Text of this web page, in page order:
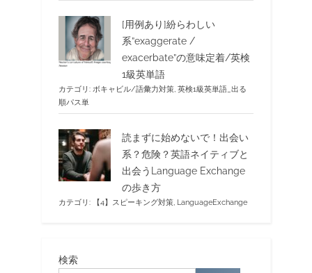
[用例あり]紛らわしい
系”exaggerate /
exacerbate”の意味定着/英検
1級英単語
カテゴリ: ボキャビル/語彙力対策, 英検1級英単語_出る
順パス単
読まずに始めないで！出会い
系？危険？英語ネイティブと
出会うLanguage Exchange
の歩き方
カテゴリ: 【4】スピーキング対策 LanguageExchange
検索